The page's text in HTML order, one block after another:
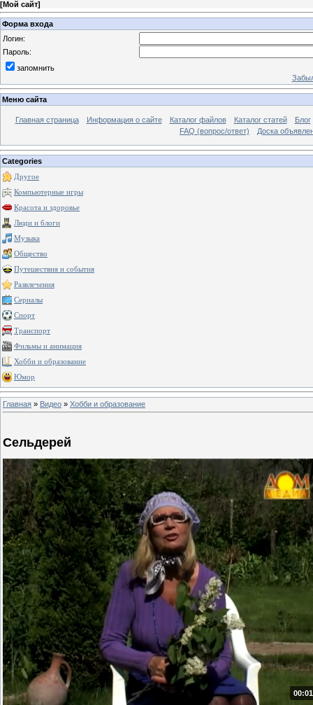
[Мой сайт]
Форма входа
Логин:
Пароль:
запомнить
Меню сайта
Главная страница Информация о сайте Каталог файлов Каталог статей
Блог
FAQ (вопрос/ответ)
Доска
Categories
Другое
Компьютерные игры
Красота и здоровье
Люди и блоги
Музыка
Общество
Путешествия и события
Развлечения
Сериалы
Спорт
Транспорт
Фильмы и анимация
Хобби и образование
Юмор
Главная » Видео » Хобби и образование
Сельдерей